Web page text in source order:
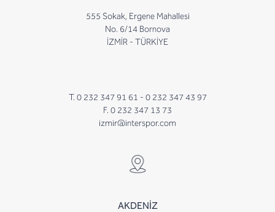
555 Sokak, Ergene Mahallesi
No. 6/14 Bornova
İZMİR - TÜRKİYE
T. 0 232 347 91 61 - 0 232 347 43 97
F. 0 232 347 13 73
izmir@interspor.com
AKDENİZ